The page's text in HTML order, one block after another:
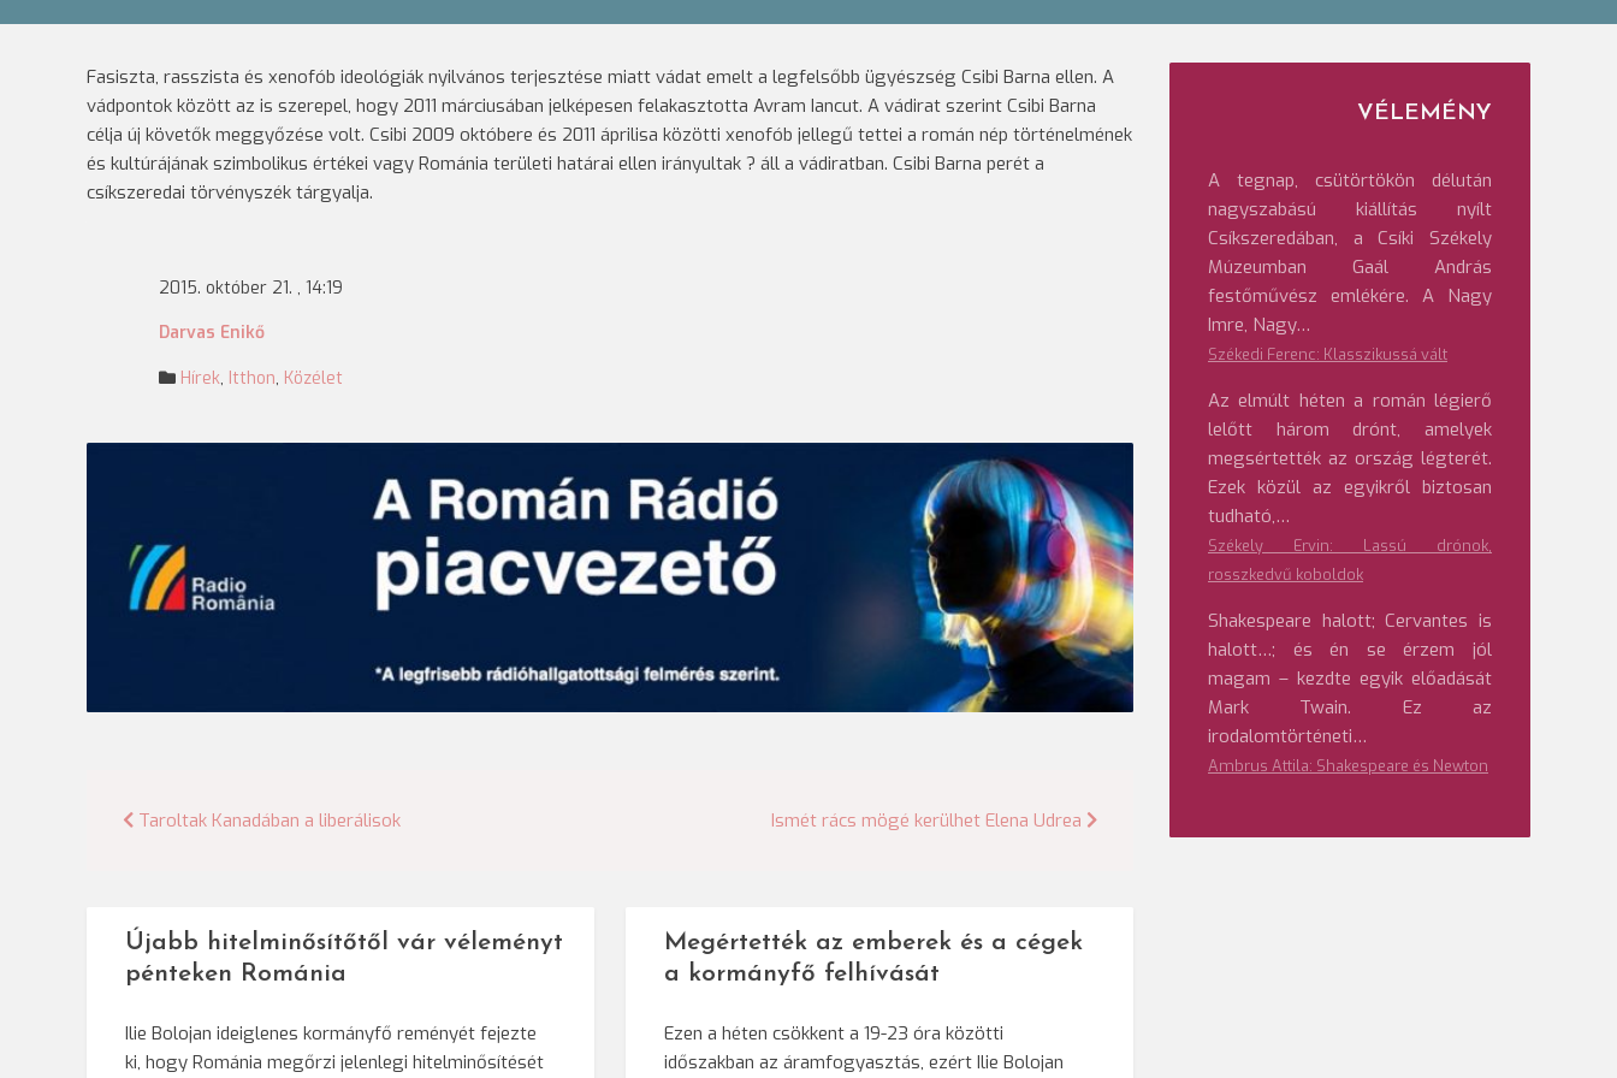
Fasiszta, rasszista és xenofób ideológiák nyilvános terjesztése miatt vádat emelt a legfelsőbb ügyészség Csibi Barna ellen. A
vádpontok között az is szerepel, hogy 2011 márciusában jelképesen felakasztotta Avram Iancut. A vádirat szerint Csibi Barna
célja új követők meggyőzése volt. Csibi 2009 októbere és 2011 áprilisa közötti xenofób jellegű tettei a román nép történelmének
és kultúrájának szimbolikus értékei vagy Románia területi határai ellen irányultak ? áll a vádiratban. Csibi Barna perét a
csíkszeredai törvényszék tárgyalja.
2015. október 21. , 14:19
Darvas Enikő
Hírek, Itthon, Közélet
Bejegyzés
Taroltak Kanadában a liberálisok Ismét rács mögé kerülhet Elena Udrea
Újabb hitelminősítőtől vár véleményt
pénteken Románia
Ilie Bolojan ideiglenes kormányfő reményét fejezte
ki, hogy Románia megőrzi jelenlegi hitelminősítését
Megértették az emberek és a cégek
a kormányfő felhívását
Ezen a héten csökkent a 19-23 óra közötti
időszakban az áramfogyasztás, ezért Ilie Bolojan
VÉLEMÉNY
A tegnap, csütörtökön délután
nagyszabású kiállítás nyílt
Csíkszeredában, a Csíki Székely
Múzeumban Gaál András
festőművész emlékére. A Nagy
Imre, Nagy…
Székedi Ferenc: Klasszikussá vált
Az elmúlt héten a román légierő
lelőtt három drónt, amelyek
megsértették az ország légterét.
Ezek közül az egyikről biztosan
tudható,…
Székely Ervin: Lassú drónok,
rosszkedvű koboldok
Shakespeare halott; Cervantes is
halott…; és én se érzem jól
magam – kezdte egyik előadását
Mark Twain. Ez az
irodalomtörténeti…
Ambrus Attila: Shakespeare és Newton